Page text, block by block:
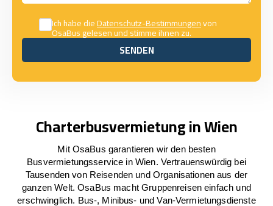
Ich habe dieDatenschutz-Bestimmungenvon
OsaBus gelesen und stimme ihnen zu.
SENDEN
SENDEN
Charterbusvermietung in Wien
Mit OsaBus garantieren wir den besten
Busvermietungsservice in Wien. Vertrauenswürdig bei
Tausenden von Reisenden und Organisationen aus der
ganzen Welt. OsaBus macht Gruppenreisen einfach und
erschwinglich. Bus-, Minibus- und Van-Vermietungsdienste